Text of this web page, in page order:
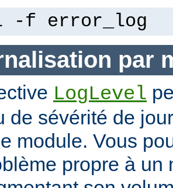
-f error_log
par
LogLevel
de sévérité de
module. Vous
propre à un